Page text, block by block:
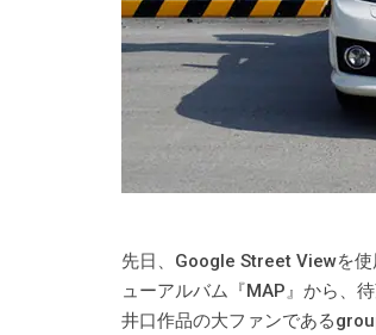
先日、Google Street Viewを
ューアルバム『MAP』から、
井口作品の大ファンである